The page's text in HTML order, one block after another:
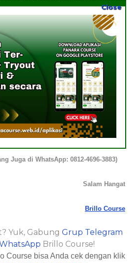
Course akan memberikan penggantian
pembayaran dan tempat penyelenggaraan
di nomor0812-4696-3883
sampaikan tentang Bimbel STIN &
menjadi manfaat bagi Anda. Ada juga
untuk Anda! Terima kasih telah
tunggu kerja sama dengan Anda!
Juga di WhatsApp: 0812-4696-3883)
Salam Hangat
Brillo Course
Yuk, Gabung Grup Telegram
Brillo Course!
Course bisa Anda cek dengan klik
Close